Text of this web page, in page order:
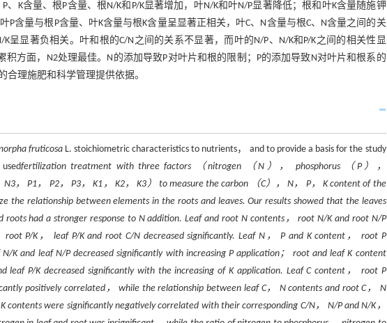
、K含量、根P含量、根N/K和P/K显著增加，叶N/K和叶N/P显著降低；根和叶K含量随施钾
P含量与根P含量、叶K含量与根K含量呈显著正相关，叶C、N含量与根C、N含量之间的关
呈显著负相关。叶和根的C/N之间的关系不显著，而叶的N/P、N/K和P/K之间的相关性显
积方面，N2处理最佳。N的添加导致P对叶片和根的限制；P的添加导致N对叶片和根系的
合理施肥和科学管理提供依据。
fruticosaL. stoichiometric characteristics to nutrients， and to provide a basis for the study
fertilization treatment with three factors （nitrogen （N）， phosphorus （P），
， P1， P2， P3， K1， K2， K3） to measure the carbon （C）， N， P， K content of the
the relationship between elements in the roots and leaves. Our results showed that the leaves
had a stronger response to N addition. Leaf and root N contents， root N/K and root N/P
P/K， leaf P/K and root C/N decreased significantly. Leaf N， P and K content， root P
K and leaf N/P decreased significantly with increasing P application； root and leaf K content
P/K decreased significantly with the increasing of K application. Leaf C content， root P
positively correlated， while the relationship between leaf C， N contents and root C， N
were significantly negatively correlated with their corresponding C/N， N/P and N/K，